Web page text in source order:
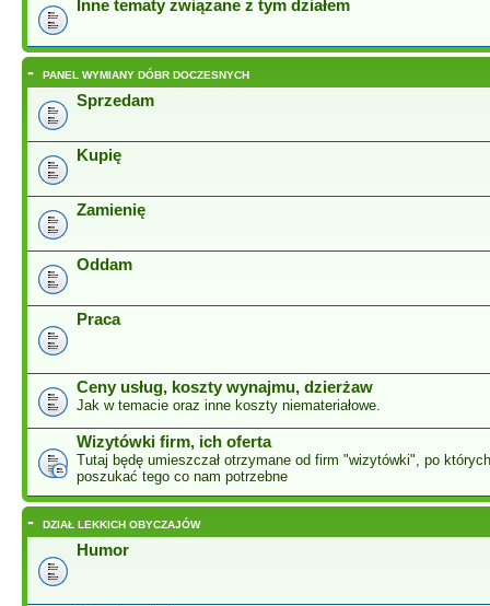
Inne tematy związane z tym działem
- PANEL WYMIANY DÓBR DOCZESNYCH
Sprzedam
Kupię
Zamienię
Oddam
Praca
Ceny usług, koszty wynajmu, dzierżaw
Jak w temacie oraz inne koszty niemateriałowe.
Wizytówki firm, ich oferta
Tutaj będę umieszczał otrzymane od firm "wizytówki", po
poszukać tego co nam potrzebne
- DZIAŁ LEKKICH OBYCZAJÓW
Humor